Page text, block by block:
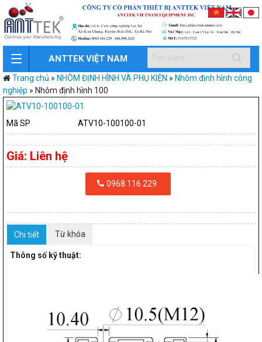
ANTTEK VIỆT NAM
Trang chủ » NHÔM ĐỊNH HÌNH VÀ PHỤ KIỆN » Nhôm định hình công
nghiệp » Nhôm định hình 100
Mã SP ATV10-100100-01
Giá: Liên hệ
0968.116.229
Chi tiết Từ khóa
Thông số kỹ thuật: